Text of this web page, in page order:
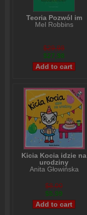
Teoria Pozwól im
Mel Robbins
$29,98
$27,98
Kicia Kocia idzie na
urodziny
Anita Głowińska
$8,00
$5,99